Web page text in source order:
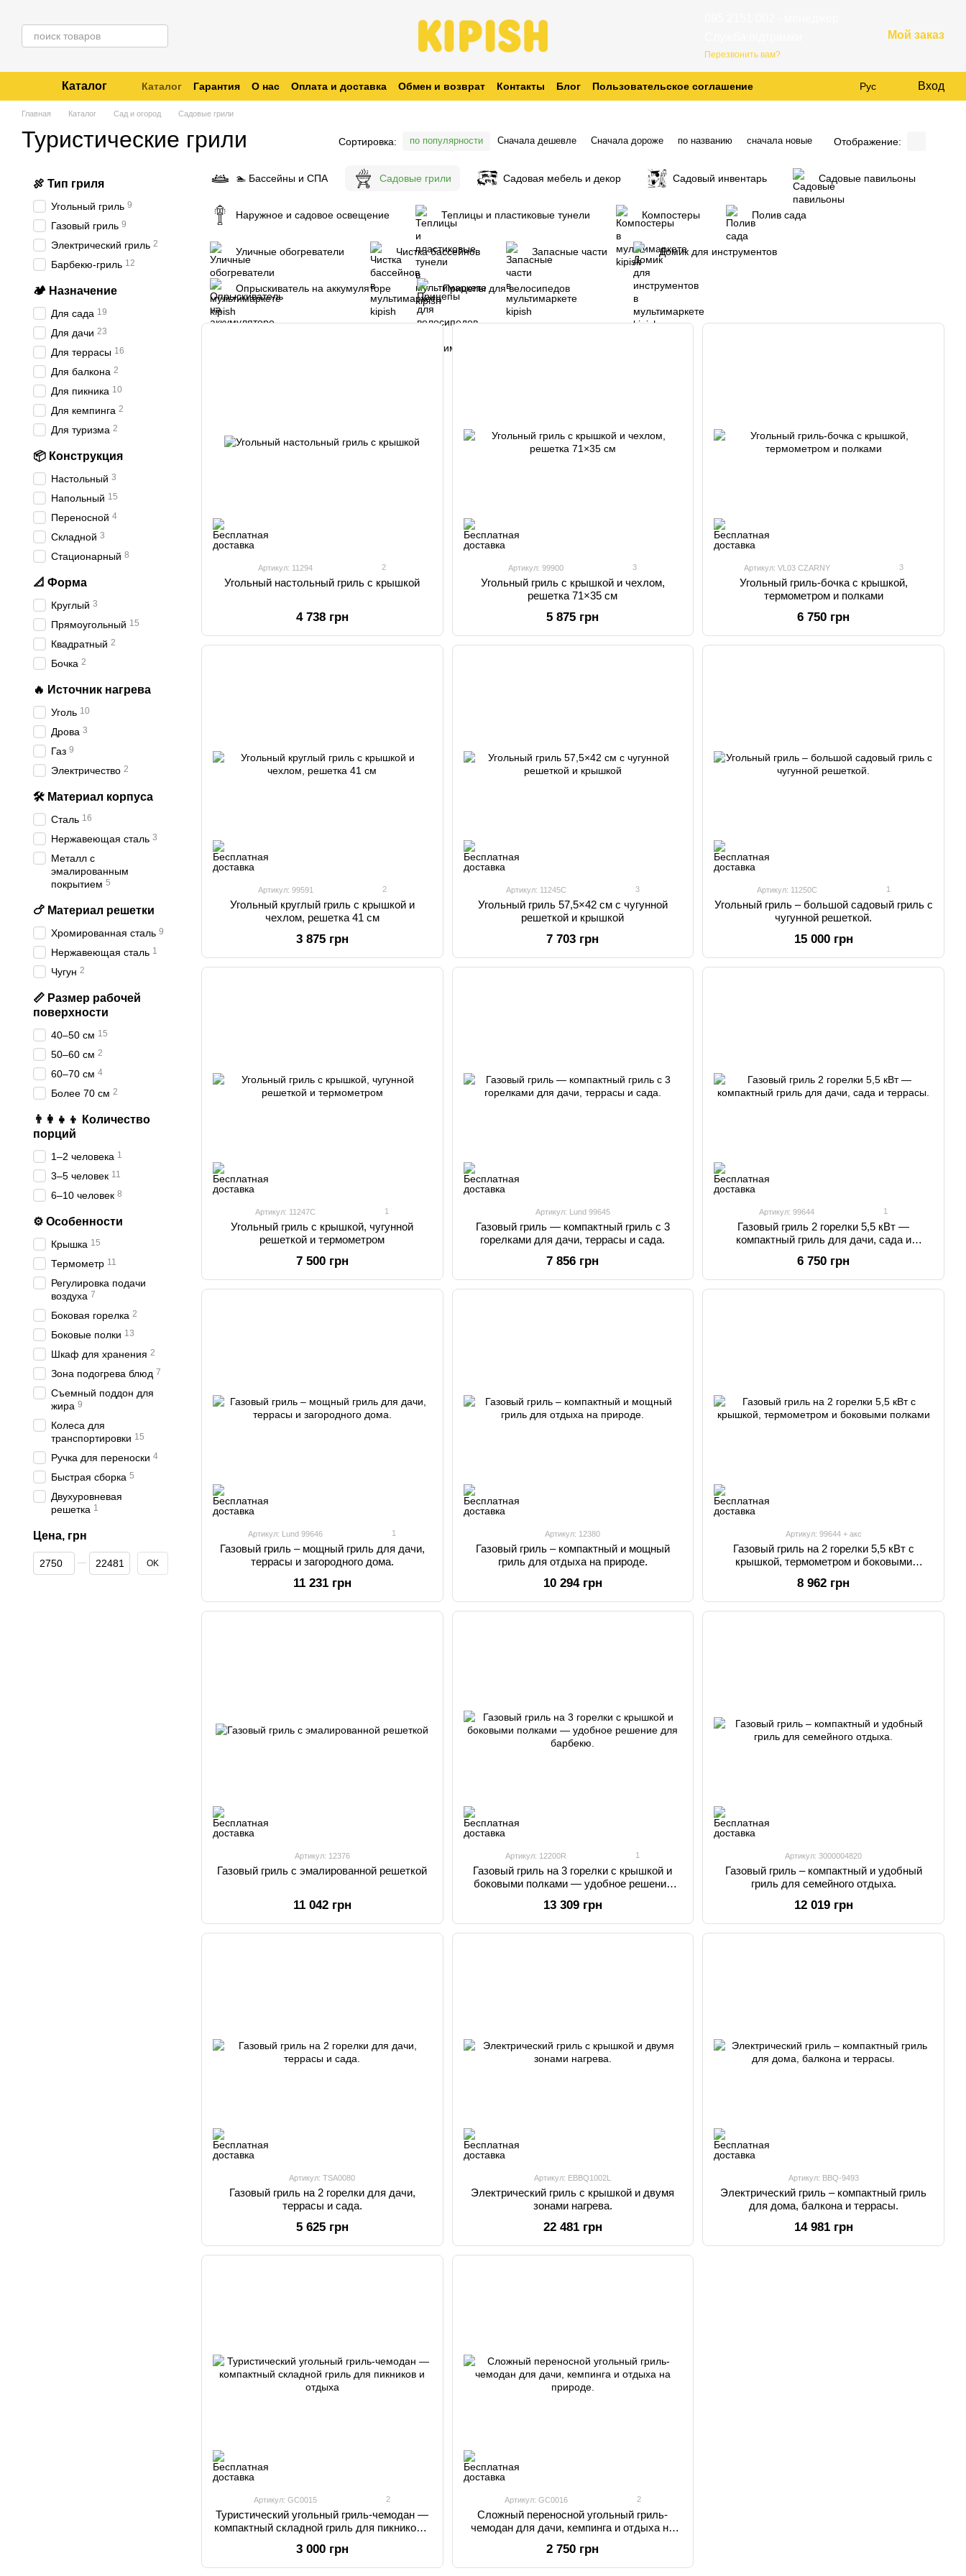
Перезвонить вам?
Мой заказ
Каталог Каталог Гарантия О нас Оплата и доставка Обмен и возврат Контакты Блог
Пользовательское соглашение
Отзывы о магазине
Отследить заказ
Рус Вход
Главная Каталог Сад и огород Cадовые грили
Туристические грили Сортировка: по популярности Сначала дешевле Сначала дороже по названию сначала новые Отображение:
🏊 Бассейны и СПА Cадовые грили Cадовая мебель и декор Cадовый инвентарь Садовые павильоны
Наружное и садовое освещение Теплицы и пластиковые тунели Компостеры Полив сада
Уличные обогреватели Чистка бассейнов Запасные части Домик для инструментов
Опрыскиватель на аккумуляторе Прицепы для велосипедов
Артикул: 11294 2
Угольный настольный гриль с крышкой
4 738 грн
Артикул: 99900 3
Угольный гриль с крышкой и чехлом,
решетка 71×35 см
5 875 грн
Артикул: VL03 CZARNY 3
Угольный гриль-бочка с крышкой,
термометром и полками
6 750 грн
Артикул: 99591 2
Угольный круглый гриль с крышкой и
чехлом, решетка 41 см
3 875 грн
Артикул: 11245C 3
Угольный гриль 57,5×42 см с чугунной
решеткой и крышкой
7 703 грн
Артикул: 11250C 1
Угольный гриль – большой садовый гриль с
чугунной решеткой.
15 000 грн
Артикул: 11247C 1
Угольный гриль с крышкой, чугунной
решеткой и термометром
7 500 грн
Артикул: Lund 99645
Газовый гриль — компактный гриль с 3
горелками для дачи, террасы и сада.
7 856 грн
Артикул: 99644 1
Газовый гриль 2 горелки 5,5 кВт —
компактный гриль для дачи, сада и
6 750 грн
Артикул: Lund 99646 1
Газовый гриль – мощный гриль для дачи,
террасы и загородного дома.
11 231 грн
Артикул: 12380
Газовый гриль – компактный и мощный
гриль для отдыха на природе.
10 294 грн
Артикул: 99644 + акс
Газовый гриль на 2 горелки 5,5 кВт с
крышкой, термометром и боковыми
8 962 грн
Артикул: 12376
Газовый гриль с эмалированной решеткой
11 042 грн
Артикул: 12200R 1
Газовый гриль на 3 горелки с крышкой и
боковыми полками — удобное решение
13 309 грн
Артикул: 3000004820
Газовый гриль – компактный и удобный
гриль для семейного отдыха.
12 019 грн
Артикул: TSA0080
Газовый гриль на 2 горелки для дачи,
террасы и сада.
5 625 грн
Артикул: EBBQ1002L
Электрический гриль с крышкой и двумя
зонами нагрева.
22 481 грн
Артикул: BBQ-9493
Электрический гриль – компактный гриль
для дома, балкона и террасы.
14 981 грн
Артикул: GC0015 2
Туристический угольный гриль-чемодан —
компактный складной гриль для пикников и
3 000 грн
Артикул: GC0016 2
Сложный переносной угольный гриль-
чемодан для дачи, кемпинга и отдыха на
2 750 грн
🍖 Тип гриля
Угольный гриль 9
Газовый гриль 9
Электрический гриль 2
Барбекю-гриль 12
🏕️ Назначение
Для сада 19
Для дачи 23
Для террасы 16
Для балкона 2
Для пикника 10
Для кемпинга 2
Для туризма 2
📦 Конструкция
Настольный 3
Напольный 15
Переносной 4
Складной 3
Стационарный 8
📐 Форма
Круглый 3
Прямоугольный 15
Квадратный 2
Бочка 2
🔥 Источник нагрева
Уголь 10
Дрова 3
Газ 9
Электричество 2
🛠️ Материал корпуса
Сталь 16
Нержавеющая сталь 3
Металл с
эмалированным
покрытием 5
🍗 Материал решетки
Хромированная сталь 9
Нержавеющая сталь 1
Чугун 2
📏 Размер рабочей
поверхности
40–50 см 15
50–60 см 2
60–70 см 4
Более 70 см 2
👨‍👩‍👧‍👦 Количество
порций
1–2 человека 1
3–5 человек 11
6–10 человек 8
⚙️ Особенности
Крышка 15
Термометр 11
Регулировка подачи
воздуха 7
Боковая горелка 2
Боковые полки 13
Шкаф для хранения 2
Зона подогрева блюд 7
Съемный поддон для
жира 9
Колеса для
транспортировки 15
Ручка для переноски 4
Быстрая сборка 5
Двухуровневая
решетка 1
Цена, грн
От Цена, грн
До Цена, грн OK